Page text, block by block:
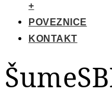
+
POVEZNICE
KONTAKT